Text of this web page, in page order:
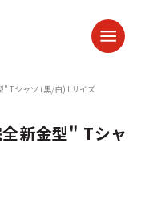
" Tシャツ (黒/白) Lサイズ
新金型" Tシャ